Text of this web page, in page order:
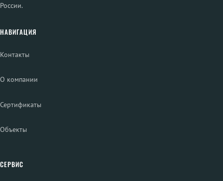
России.
НАВИГАЦИЯ
Контакты
О компании
Сертификаты
Объекты
СЕРВИС